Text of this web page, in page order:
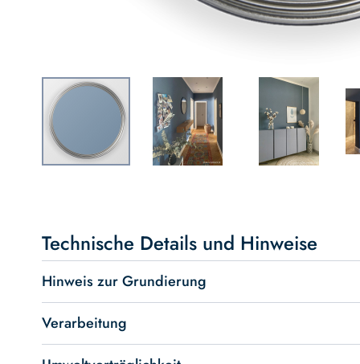
beginning
of
the
images
gallery
Technische Details und Hinweise
Hinweis zur Grundierung
Verarbeitung